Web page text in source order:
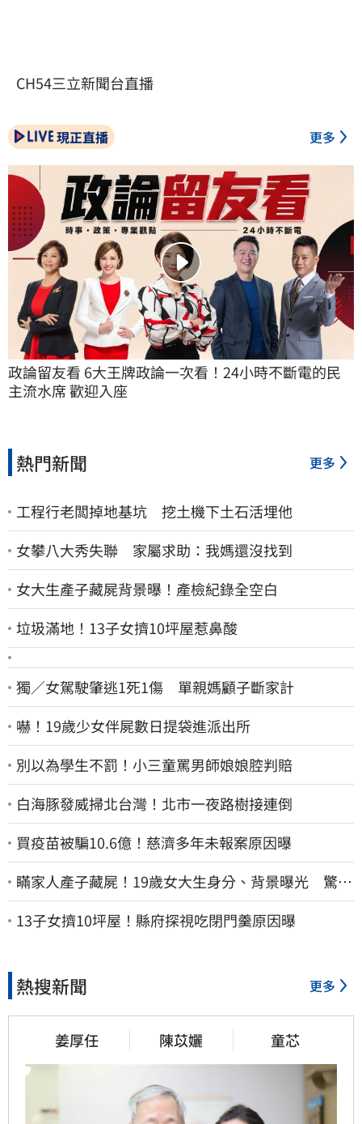
CH54三立新聞台直播
現正直播 更多
政論留友看 6大王牌政論一次看！24小時不斷電的民
主流水席 歡迎入座
熱門新聞 更多
工程行老闆掉地基坑 挖土機下土石活埋他
女攀八大秀失聯 家屬求助：我媽還沒找到
女大生產子藏屍背景曝！產檢紀錄全空白
垃圾滿地！13子女擠10坪屋惹鼻酸
獨／女駕駛肇逃1死1傷 單親媽顧子斷家計
嚇！19歲少女伴屍數日提袋進派出所
別以為學生不罰！小三童罵男師娘娘腔判賠
白海豚發威掃北台灣！北市一夜路樹接連倒
買疫苗被騙10.6億！慈濟多年未報案原因曝
瞞家人產子藏屍！19歲女大生身分、背景曝光 驚見
「產檢紀錄全空白」
13子女擠10坪屋！縣府探視吃閉門羹原因曝
熱搜新聞 更多
姜厚任 陳苡孋 童芯